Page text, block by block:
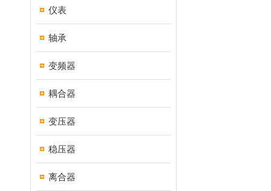
仪表
轴承
变频器
耦合器
变压器
稳压器
离合器